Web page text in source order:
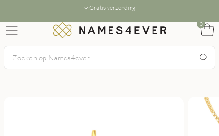
Gratis verzending
0